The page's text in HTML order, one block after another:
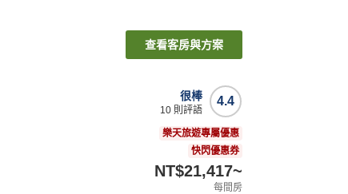
查看客房與方案
4.4
很棒
10 則評語
樂天旅遊專屬優惠
快閃優惠券
NT$21,417~
每間房